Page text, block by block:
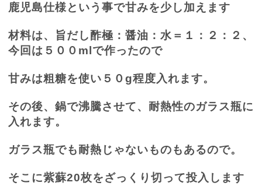
鹿児島仕様という事で甘みを少し加えます
材料は、旨だし酢極：醤油：水＝１：２：２、
今回は５００ ml で作ったので
甘みは粗糖を使い５０g程度入れます。
その後、鍋で沸騰させて、耐熱性のガラス瓶に
入れます。
ガラス瓶でも耐熱じゃないものもあるので。
そこに紫蘇20枚をざっくり切って投入します